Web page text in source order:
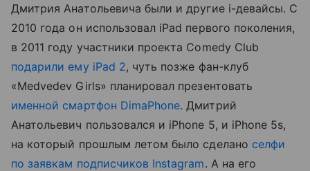
Дмитрия Анатольевича были и другие i-девайсы. С
2010 года он использовал iPad первого поколения,
в 2011 году участники проекта Comedy Club
подарили ему iPad 2, чуть позже фан-клуб
«Medvedev Girls» планировал презентовать
именной смартфон DimaPhone. Дмитрий
Анатольевич пользовался и iPhone 5, и iPhone 5s,
на который прошлым летом было сделано селфи
по заявкам подписчиков Instagram. А на его